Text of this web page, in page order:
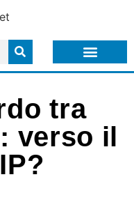
tra
verso il